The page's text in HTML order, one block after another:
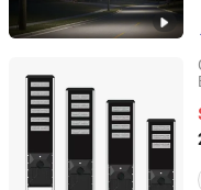
Yangzhou Jieyao
Jiangsu, China